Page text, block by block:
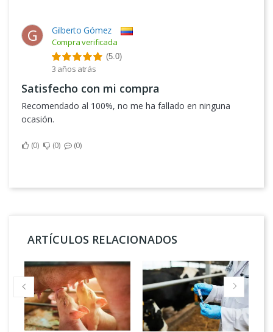
G Gilberto Gómez
Compra verificada
(5.0)
3 años atrás
Satisfecho con mi compra
Recomendado al 100%, no me ha fallado en ninguna
ocasión.
0 0 0
ARTÍCULOS RELACIONADOS